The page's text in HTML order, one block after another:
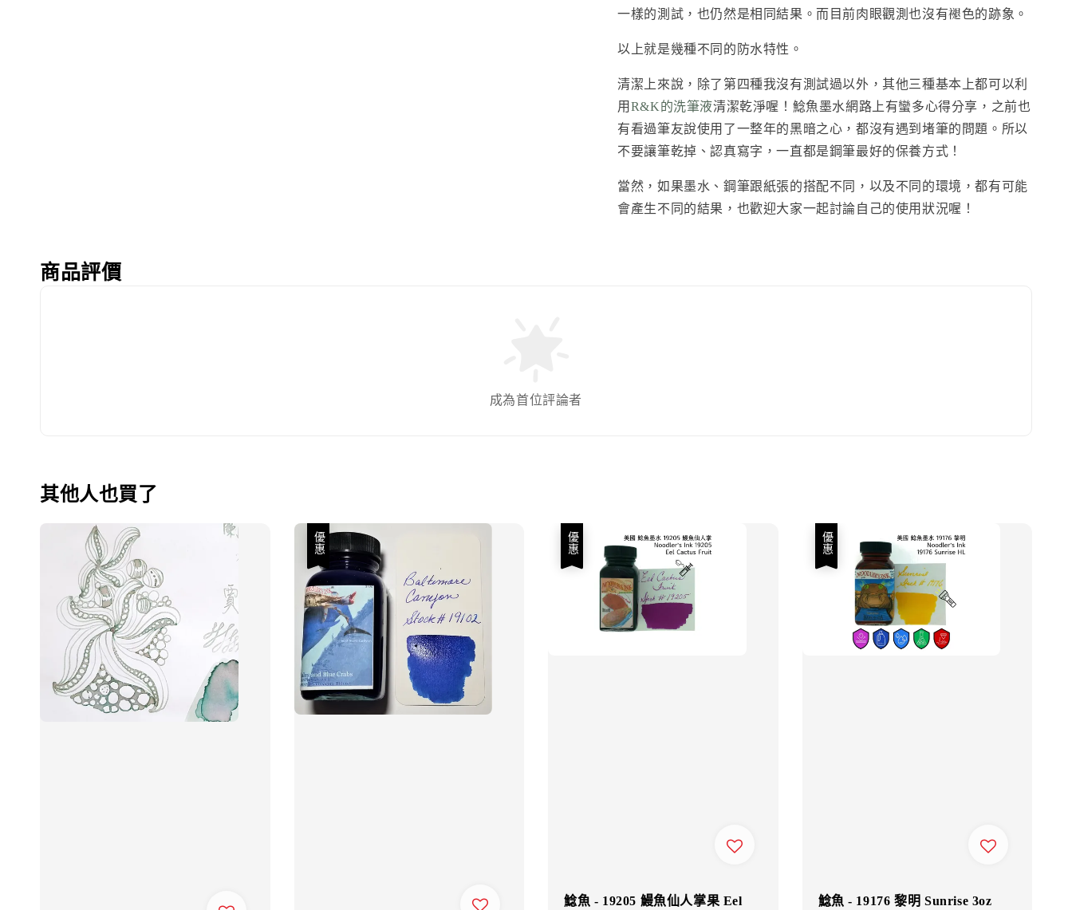
一樣的測試，也仍然是相同結果。而目前肉眼觀測也沒有褪色的跡象。
以上就是幾種不同的防水特性。
清潔上來說，除了第四種我沒有測試過以外，其他三種基本上都可以利
用 R&K的洗筆液清潔乾淨喔！鯰魚墨水網路上有蠻多心得分享，之前也
有看過筆友說使用了一整年的黑暗之心，都沒有遇到堵筆的問題。所以
不要讓筆乾掉、認真寫字，一直都是鋼筆最好的保養方式！
當然，如果墨水、鋼筆跟紙張的搭配不同，以及不同的環境，都有可能
會產生不同的結果，也歡迎大家一起討論自己的使用狀況喔！
商品評價
成為首位評論者
其他人也買了
優惠 優惠
鯰魚 - 19205 鰻魚仙人掌果 Eel
優惠
鯰魚 - 19176 黎明 Sunrise 3oz